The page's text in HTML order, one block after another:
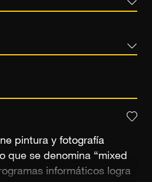
pintura y fotografía
que se denomina “mixed
informáticos logra